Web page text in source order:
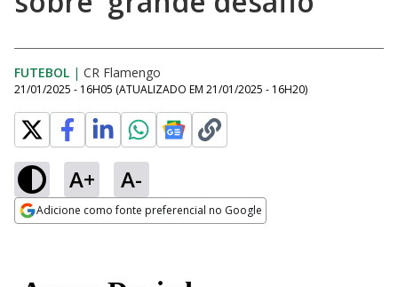
FUTEBOL | CR Flamengo
21/01/2025 - 16H05 (ATUALIZADO EM 21/01/2025 - 16H20)
A+ A-
Adicione como fonte preferencial no Google